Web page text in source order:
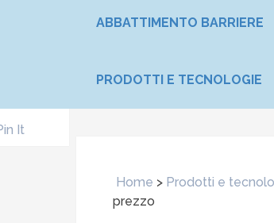
ABBATTIMENTO BARRIERE
PRODOTTI E TECNOLOGIE
Home > Prodotti e
prezzo
It